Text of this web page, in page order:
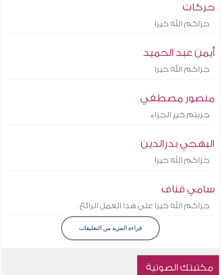
حركات
جزاكم الله خيرا
أيمن عبد الحميد
جزاكم الله خيرا
منصور مصطفي
جزيتم خير الجزاء
البهجي بدرالدين
جزاكم الله خيرا
سامي قناف
جزاكم الله خيرا على هذا العمل الرائع
قراءة المزيد من التعليقات
مكتبتك الصوتية